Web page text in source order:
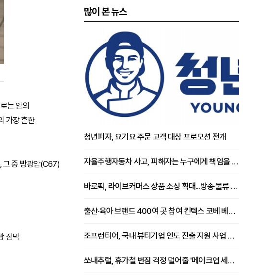
는 암의
가장 흔한
그 중 방광암(C67)
점막
많이 본 뉴스
청년피자, 요기요 주문 고객 대상 프로모션 전개
자율주행자동차 사고, 피해자는 누구에게 책임을 물을 수 있을까
바로픽, 라이브커머스 상품 소싱 확대...방송·물류 원스톱 지원 강화
출산·육아 브랜드 400여 곳 참여 킨텍스 코베 베이비페어 개막
조프런티어, 국내 뷰티기업 인도 진출 지원 사업 추진
쏘내추럴, 휴가철 번짐 걱정 덜어줄 '메이크업 세팅 멀티 매직 실러' 제안